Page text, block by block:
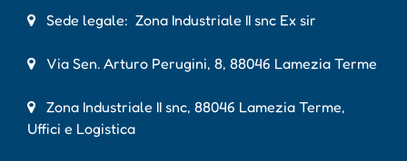
Sede legale: Zona Industriale II snc Ex sir
Via Sen. Arturo Perugini, 8, 88046 Lamezia Terme
Zona Industriale II snc, 88046 Lamezia Terme,
Uffici e Logistica